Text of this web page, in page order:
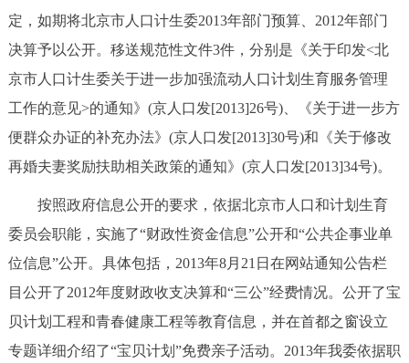
定，如期将北京市人口计生委2013年部门预算、2012年部门
决算予以公开。移送规范性文件3件，分别是《关于印发<北
京市人口计生委关于进一步加强流动人口计划生育服务管理
工作的意见>的通知》(京人口发[2013]26号)、《关于进一步方
便群众办证的补充办法》(京人口发[2013]30号)和《关于修改
再婚夫妻奖励扶助相关政策的通知》(京人口发[2013]34号)。
按照政府信息公开的要求，依据北京市人口和计划生育
委员会职能，实施了“财政性资金信息”公开和“公共企事业单
位信息”公开。具体包括，2013年8月21日在网站通知公告栏
目公开了2012年度财政收支决算和“三公”经费情况。公开了宝
贝计划工程和青春健康工程等教育信息，并在首都之窗设立
专题详细介绍了“宝贝计划”免费亲子活动。2013年我委依据职